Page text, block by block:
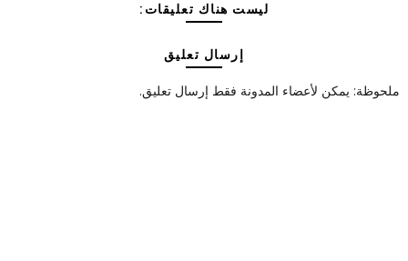
ليست هناك تعليقات:
إرسال تعليق
ملحوظة: يمكن لأعضاء المدونة فقط إرسال تعليق.